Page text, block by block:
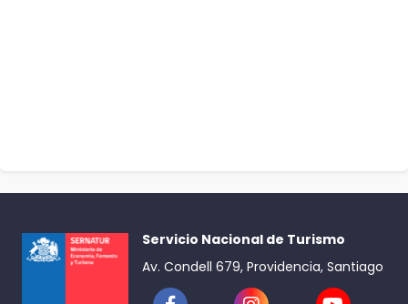
Servicio Nacional de Turismo
Av. Condell 679, Providencia, Santiago